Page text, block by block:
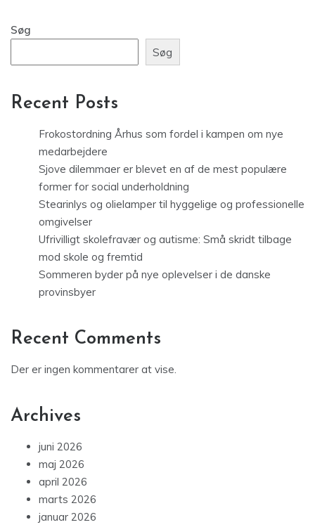
Søg
Søg
Recent Posts
Frokostordning Århus som fordel i kampen om nye
medarbejdere
Sjove dilemmaer er blevet en af de mest populære
former for social underholdning
Stearinlys og olielamper til hyggelige og professionelle
omgivelser
Ufrivilligt skolefravær og autisme: Små skridt tilbage
mod skole og fremtid
Sommeren byder på nye oplevelser i de danske
provinsbyer
Recent Comments
Der er ingen kommentarer at vise.
Archives
juni 2026
maj 2026
april 2026
marts 2026
januar 2026